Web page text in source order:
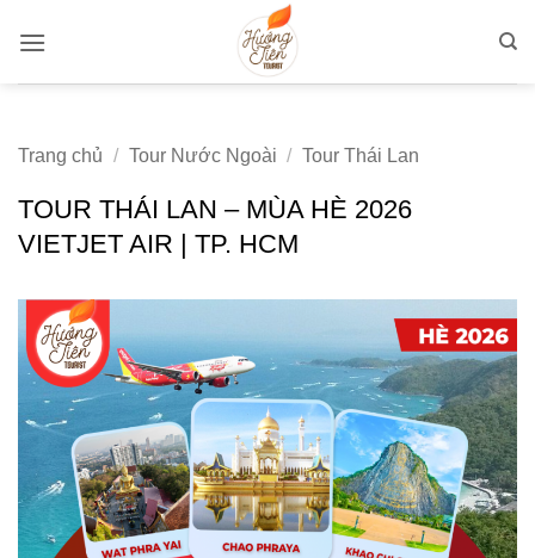
qua
Trang chủ / Tour Nước Ngoài / Tour Thái Lan
TOUR THÁI LAN – MÙA HÈ 2026
VIETJET AIR | TP. HCM